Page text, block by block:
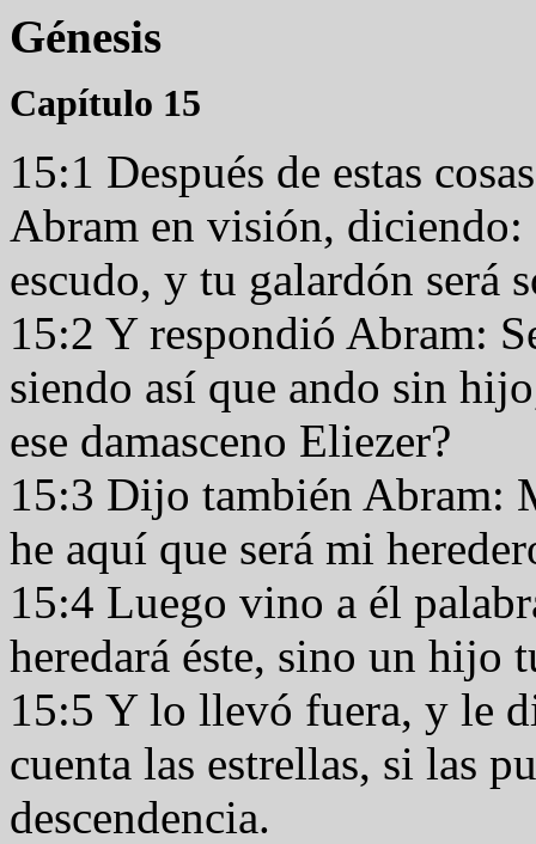
Génesis
Capítulo 15
15:1 Después de estas
Abram en visión,
escudo, y tu galardón será
15:2 Y respondió Abram:
siendo así que ando sin
ese damasceno Eliezer?
15:3 Dijo también Abram:
he aquí que será mi
15:4 Luego vino a él
heredará éste, sino un hijo
15:5 Y lo llevó fuera, y le
cuenta las estrellas, si las
descendencia.